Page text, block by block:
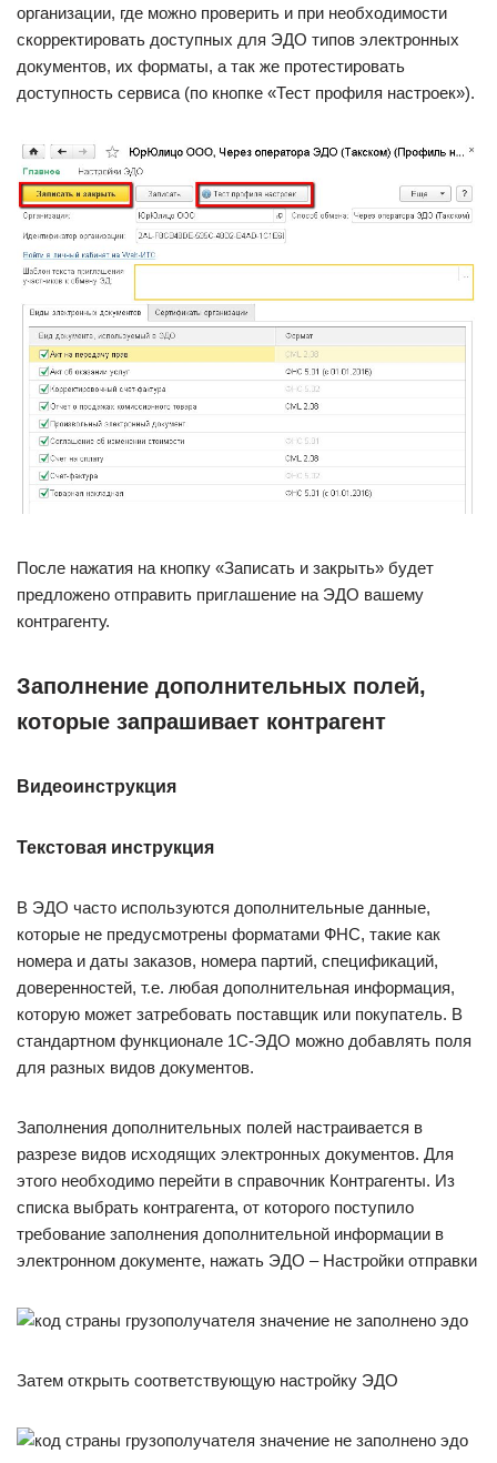
организации, где можно проверить и при необходимости
скорректировать доступных для ЭДО типов электронных
документов, их форматы, а так же протестировать
доступность сервиса (по кнопке «Тест профиля настроек»).
После нажатия на кнопку «Записать и закрыть» будет
предложено отправить приглашение на ЭДО вашему
контрагенту.
Заполнение дополнительных полей,
которые запрашивает контрагент
Видеоинструкция
Текстовая инструкция
В ЭДО часто используются дополнительные данные,
которые не предусмотрены форматами ФНС, такие как
номера и даты заказов, номера партий, спецификаций,
доверенностей, т.е. любая дополнительная информация,
которую может затребовать поставщик или покупатель. В
стандартном функционале 1С-ЭДО можно добавлять поля
для разных видов документов.
Заполнения дополнительных полей настраивается в
разрезе видов исходящих электронных документов. Для
этого необходимо перейти в справочник Контрагенты. Из
списка выбрать контрагента, от которого поступило
требование заполнения дополнительной информации в
электронном документе, нажать ЭДО – Настройки отправки
Затем открыть соответствующую настройку ЭДО